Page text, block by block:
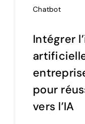
Chatbot
Intégrer
pour
vers l’IA